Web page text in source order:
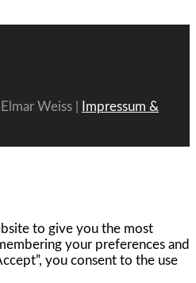
Weiss |
Impressum &
to give you the most
your preferences and
you consent to the use